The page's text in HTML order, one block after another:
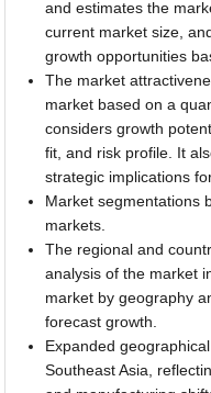
and estimates the
current market size,
growth opportunities
The market
market based on a
considers growth
fit, and risk profile. It
strategic implications
Market segmentations
markets.
The regional and
analysis of the market
market by geography
forecast growth.
Expanded
Southeast Asia,